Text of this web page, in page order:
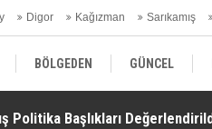
Digor Kağızman Sarıkamış
BÖLGEDEN GÜNCEL
| OTOMOTİV KÜLTÜR |
Politika Başlıkları